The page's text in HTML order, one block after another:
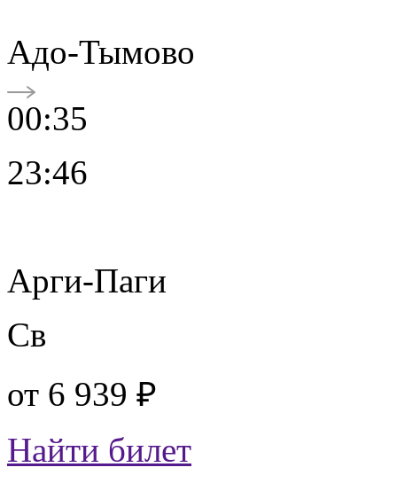
Адо-Тымово
00:35
23:46
Арги-Паги
Св
от 6 939 ₽
Найти билет